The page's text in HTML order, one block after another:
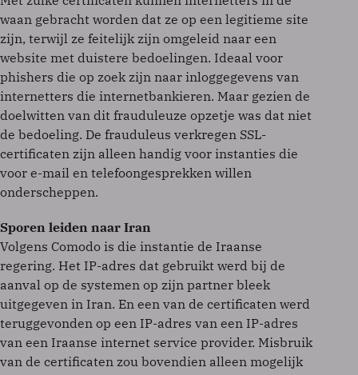
waan gebracht worden dat ze op een legitieme site
zijn, terwijl ze feitelijk zijn omgeleid naar een
website met duistere bedoelingen. Ideaal voor
phishers die op zoek zijn naar inloggegevens van
internetters die internetbankieren. Maar gezien de
doelwitten van dit frauduleuze opzetje was dat niet
de bedoeling. De frauduleus verkregen SSL-
certificaten zijn alleen handig voor instanties die
voor e-mail en telefoongesprekken willen
onderscheppen.
Sporen leiden naar Iran
Volgens Comodo is die instantie de Iraanse
regering. Het IP-adres dat gebruikt werd bij de
aanval op de systemen op zijn partner bleek
uitgegeven in Iran. En een van de certificaten werd
teruggevonden op een IP-adres van een IP-adres
van een Iraanse internet service provider. Misbruik
van de certificaten zou bovendien alleen mogelijk